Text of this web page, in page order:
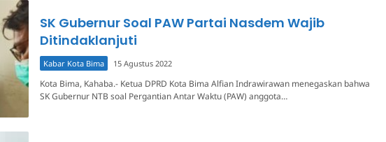
SK Gubernur Soal PAW Partai Nasdem Wajib
Ditindaklanjuti
Kabar Kota Bima 15 Agustus 2022
Kota Bima, Kahaba.- Ketua DPRD Kota Bima Alfian Indrawirawan menegaskan bahwa
SK Gubernur NTB soal Pergantian Antar Waktu (PAW) anggota…